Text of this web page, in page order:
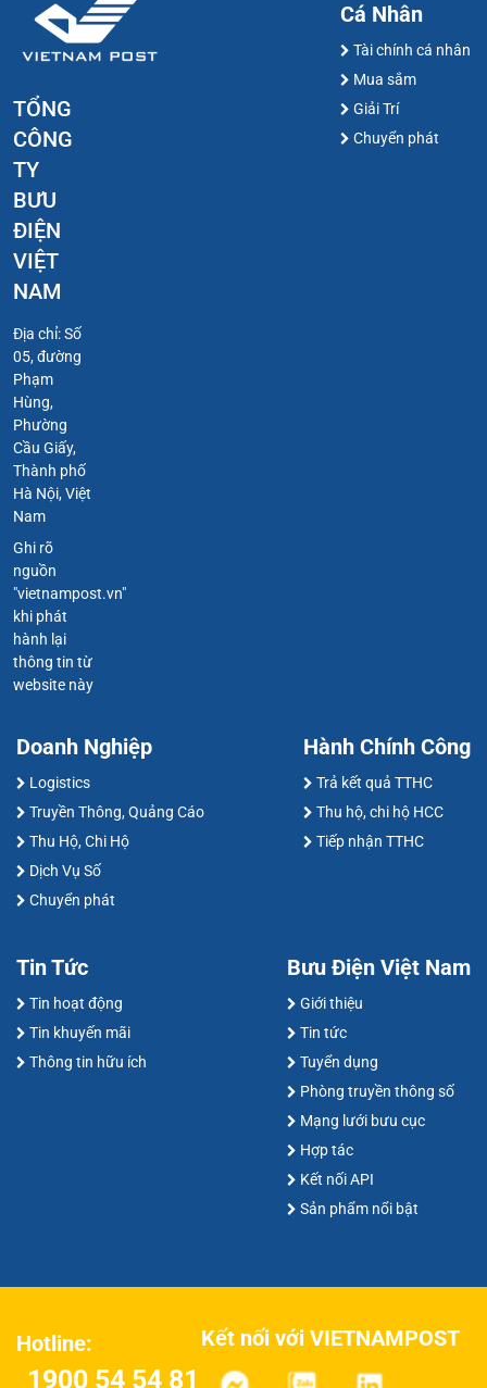
TỔNG
CÔNG
TY
BƯU
ĐIỆN
VIỆT
NAM
Địa chỉ: Số
05, đường
Phạm
Hùng,
Phường
Cầu Giấy,
Thành phố
Hà Nội, Việt
Nam
Ghi rõ
nguồn
"vietnampost.vn"
khi phát
hành lại
thông tin từ
website này
Cá Nhân
Tài chính cá nhân
Mua sắm
Giải Trí
Chuyển phát
Doanh Nghiệp
Logistics
Truyền Thông, Quảng Cáo
Thu Hộ, Chi Hộ
Dịch Vụ Số
Chuyển phát
Hành Chính Công
Trả kết quả TTHC
Thu hộ, chi hộ HCC
Tiếp nhận TTHC
Tin Tức
Tin hoạt động
Tin khuyến mãi
Thông tin hữu ích
Bưu Điện Việt Nam
Giới thiệu
Tin tức
Tuyển dụng
Phòng truyền thông số
Mạng lưới bưu cục
Hợp tác
Kết nối API
Sản phẩm nổi bật
Hotline:
1900 54 54 81
Kết nối với VIETNAMPOST